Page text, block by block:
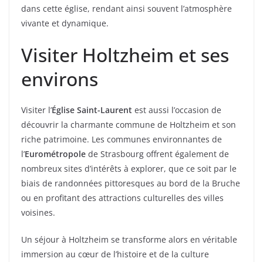
dans cette église, rendant ainsi souvent l’atmosphère
vivante et dynamique.
Visiter Holtzheim et ses
environs
Visiter l’Église Saint-Laurent est aussi l’occasion de
découvrir la charmante commune de Holtzheim et son
riche patrimoine. Les communes environnantes de
l’Eurométropole de Strasbourg offrent également de
nombreux sites d’intérêts à explorer, que ce soit par le
biais de randonnées pittoresques au bord de la Bruche
ou en profitant des attractions culturelles des villes
voisines.
Un séjour à Holtzheim se transforme alors en véritable
immersion au cœur de l’histoire et de la culture